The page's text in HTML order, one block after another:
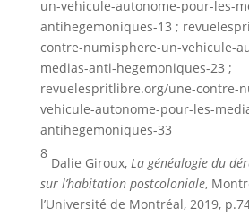
un-vehicule-autonome-pour-les-
antihegemoniques-13 ;
contre-numisphere-un-vehicule-
medias-anti-hegemoniques-23 ;
revuelespritlibre.org/une-contre-
vehicule-autonome-pour-les-
antihegemoniques-33
8
Dalie Giroux, La généalogie du
sur l’habitation postcoloniale,
l’Université de Montréal, 2019,